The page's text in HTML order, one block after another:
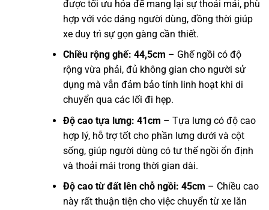
được tối ưu hóa để mang lại sự thoải mái, phù
hợp với vóc dáng người dùng, đồng thời giúp
xe duy trì sự gọn gàng cần thiết.
Chiều rộng ghế: 44,5cm – Ghế ngồi có độ
rộng vừa phải, đủ không gian cho người sử
dụng mà vẫn đảm bảo tính linh hoạt khi di
chuyển qua các lối đi hẹp.
Độ cao tựa lưng: 41cm – Tựa lưng có độ cao
hợp lý, hỗ trợ tốt cho phần lưng dưới và cột
sống, giúp người dùng có tư thế ngồi ổn định
và thoải mái trong thời gian dài.
Độ cao từ đất lên chỗ ngồi: 45cm – Chiều cao
này rất thuận tiện cho việc chuyển từ xe lăn